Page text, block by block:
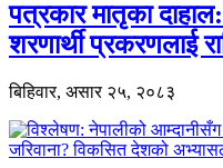
पत्रकार मातृका
शरणार्थी प्रकरणलाई
बिहिवार, असार २५, २०८३